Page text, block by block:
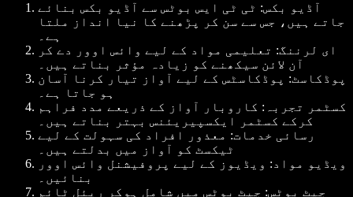
آڈیو بکس: ٹی ٹی ایس بوٹس سے آڈیو بکس بنائے
جاتے ہیں، جس سے سن کر پڑھنے کا نیا انداز ملتا
ہے۔
ای لرننگ: تعلیمی مواد کے لیے وائس اوور دے کر
آن لائن سیکھنے کو زیادہ مؤثر بناتے ہیں۔
پوڈکاسٹ: پوڈکاسٹس کے لیے آواز تیار کرنا آسان
ہو جاتا ہے۔
کسٹمر تجربہ: کاروبار آواز کے ذریعے مدد فراہم
کرکے کسٹمر ایکسپیریئنس بہتر بناتے ہیں۔
رسائی خدمات: معذور افراد کی سہولت کے لیے
ٹیکسٹ کو آواز میں بدلتے ہیں۔
ویڈیو مواد: ویڈیوز کے لیے پروفیشنل وائس اوور
بنائیں۔
چیٹ بوٹس: چیٹ بوٹس میں شامل ہوکر ریئل ٹائم